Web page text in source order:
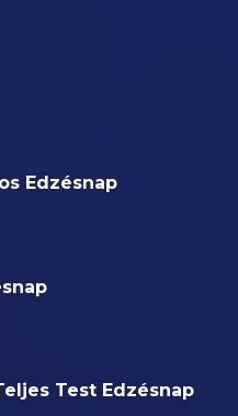
Edzésnap
Test Edzésnap